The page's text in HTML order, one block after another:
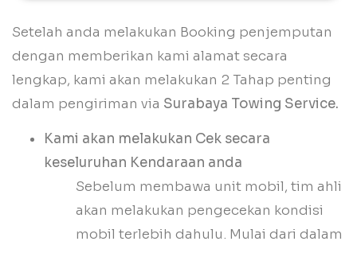
Setelah anda melakukan Booking penjemputan
dengan memberikan kami alamat secara
lengkap, kami akan melakukan 2 Tahap penting
dalam pengiriman via Surabaya Towing Service.
Kami akan melakukan Cek secara
keseluruhan Kendaraan anda
Sebelum membawa unit mobil, tim ahli
akan melakukan pengecekan kondisi
mobil terlebih dahulu. Mulai dari dalam